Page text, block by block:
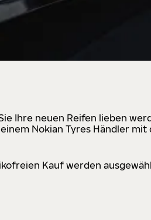
Ihre neuen Reifen lieben
Nokian Tyres Händler
Kauf werden